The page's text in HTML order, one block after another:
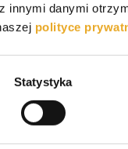
innymi danymi
polityce
Statystyka